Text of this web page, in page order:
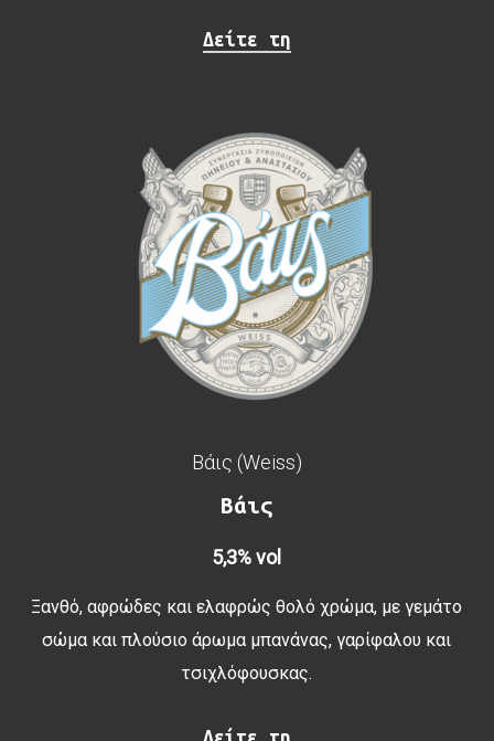
Δείτε τη
Βάις (Weiss)
Βάις
5,3% vol
Ξανθό, αφρώδες και ελαφρώς θολό χρώμα, με γεμάτο
σώμα και πλούσιο άρωμα μπανάνας, γαρίφαλου και
τσιχλόφουσκας.
Δείτε τη